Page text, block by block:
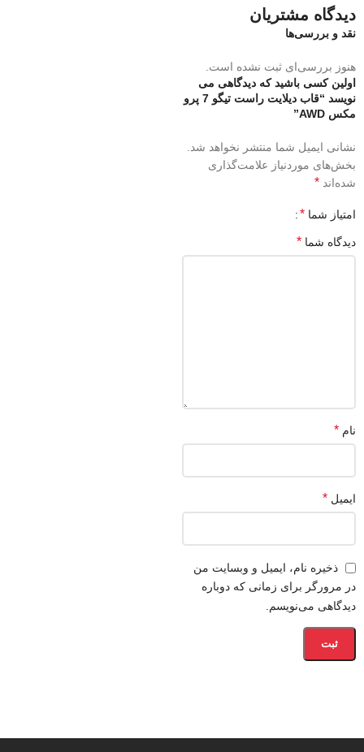
دیدگاه مشتریان
نقد و بررسی‌ها
هنوز بررسی‌ای ثبت نشده است.
اولین کسی باشید که دیدگاهی می
نویسد “قاب دیلایت راست تیگو 7 پرو
مکس AWD”
نشانی ایمیل شما منتشر نخواهد شد.
بخش‌های موردنیاز علامت‌گذاری
شده‌اند *
امتیاز شما *
دیدگاه شما *
نام *
ایمیل *
ذخیره نام، ایمیل و وبسایت من
در مرورگر برای زمانی که دوباره
دیدگاهی می‌نویسم.